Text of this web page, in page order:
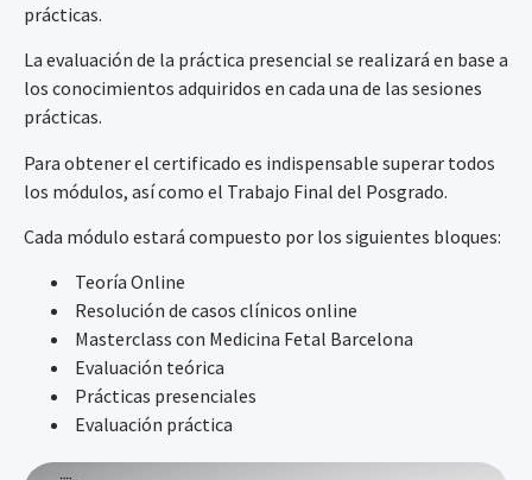
prácticas.
La evaluación de la práctica presencial se realizará en base a
los conocimientos adquiridos en cada una de las sesiones
prácticas.
Para obtener el certificado es indispensable superar todos
los módulos, así como el Trabajo Final del Posgrado.
Cada módulo estará compuesto por los siguientes bloques:
Teoría Online
Resolución de casos clínicos online
Masterclass con Medicina Fetal Barcelona
Evaluación teórica
Prácticas presenciales
Evaluación práctica